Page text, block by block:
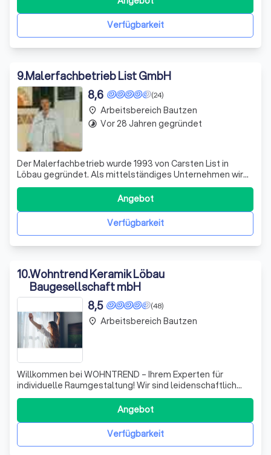
Jahren Erfahrung, die wir durch die Zusammenarbeit mit
der F.B.R. Fußbodenbau Riedel GmbH gewo
Verfügbarkeit
9.Malerfachbetrieb List GmbH
(24)
8,6
Der Malerfachbetrieb wurde 1993 von Carsten List in
Löbau gegründet. Als mittelständiges Unternehmen wird
dieses nun schon in zweiter Generation von Christian List
als Geschäftsführer seit 2014 erfolgreich geführt. Wir
führen überwiegend Maler- und Bodenlegerarbeiten aus.
Am 01.02.2018 erfolgte dieVerfügbarkeit
Angebot
place Arbeitsbereich Bautzen
timelapse Vor 28 Jahren gegründet
10.Wohntrend Keramik Löbau
Baugesellschaft mbH
(48)
8,5
Willkommen bei WOHNTREND – Ihrem Experten für
individuelle Raumgestaltung! Wir sind leidenschaftlich
darauf spezialisiert, Ihre Wohnräume in wahre
Wohlfühloasen zu verwandeln. Egal, ob Sie einen
trendigen Designboden, stilvolle Fliesen, edles Parkett
oder gemütlichen Teppichboden wünschen, unser erf
Verfügbarkeit
Angebot
place Arbeitsbereich Bautzen